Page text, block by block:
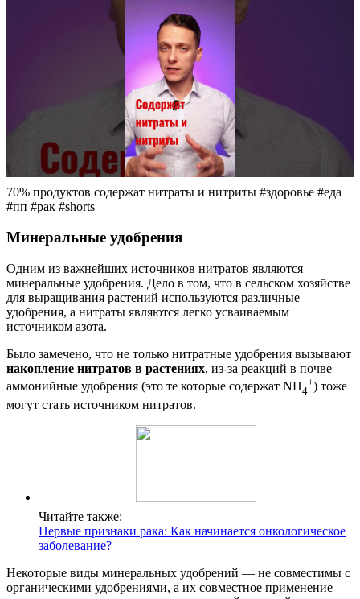
70% продуктов содержат нитраты и нитриты #здоровье #еда
#пп #рак #shorts
Минеральные удобрения
Одним из важнейших источников нитратов являются
минеральные удобрения. Дело в том, что в сельском хозяйстве
для выращивания растений используются различные
удобрения, а нитраты являются легко усваиваемым
источником азота.
Было замечено, что не только нитратные удобрения вызывают
накопление нитратов в растениях, из-за реакций в почве
аммонийные удобрения (это те которые содержат NH4
+) тоже
могут стать источником нитратов.
Читайте также:
Первые признаки рака: Как начинается онкологическое
заболевание?
Некоторые виды минеральных удобрений — не совместимы с
органическими удобрениями, а их совместное применение